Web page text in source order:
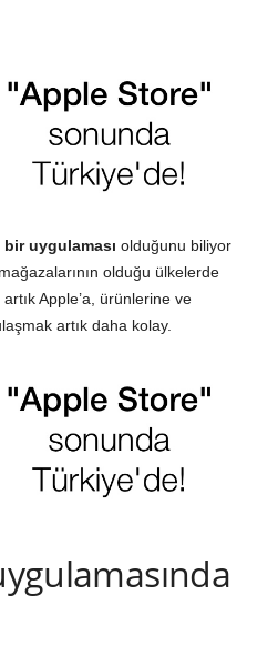
uygulaması olduğunu biliyor
olduğu ülkelerde
Apple’a, ürünlerine ve
artık daha kolay.